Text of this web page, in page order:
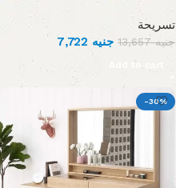
تسريحة
جنيه13,657 جنيه
Add to cart
-30%